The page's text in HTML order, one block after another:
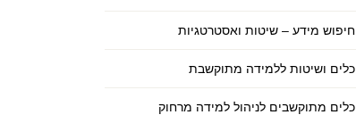
חיפוש מידע – שיטות ואסטרטגיות
כלים ושיטות ללמידה מתוקשבת
כלים מתוקשבים לניהול למידה מרחוק